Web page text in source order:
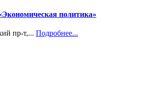
политика»
пр-т,... Подробнее...